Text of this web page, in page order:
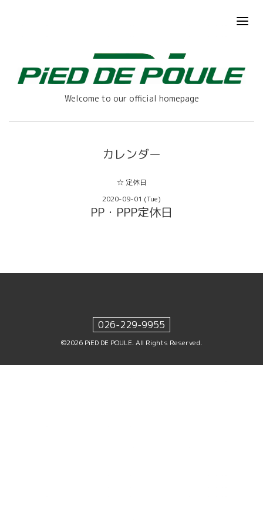
Welcome to our official homepage
カレンダー
☆ 定休日
2020-09-01 (Tue)
PP・PPP定休日
026-229-9955
©2026 PiED DE POULE. All Rights Reserved.